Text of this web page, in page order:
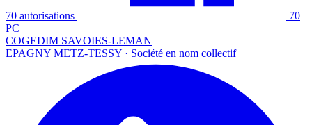
70 autorisations
70
PC
COGEDIM SAVOIES-LEMAN
EPAGNY METZ-TESSY · Société en nom collectif